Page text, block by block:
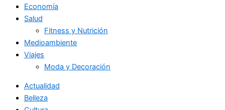
Economía
Salud
Fitness y Nutrición
Medioambiente
Viajes
Moda y Decoración
Actualidad
Belleza